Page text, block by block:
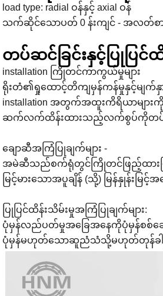
load type: radial ဝန်နှင့် axial ဝန်
သက်ဆိုင်သောပတ် 0 န်းကျင် - အလတ်စ
တပ်ဆင်ခြင်းနှင့်ပြုပြင်
installation ကြိုတင်ကာကွယ်မှုများ
ရိုးတံ၏ရှုထောင့်တိကျမှန်ကန်မှုနှင့်မျက်နှ
installation အတွက်အထူးကိရိယာများကို
ဆက်လက်ထိန်းထားသည့်လက်စွပ်ကိုတပ်ဆင်
ချောဆီအကြံပြုချက်များ -
အမဲဆီသည်စက်ရုံတွင်ကြိုတင်ဖြည့်ထား
မြင့်မားသောအပူချိန် (သို့) မြန်နှုန်း
ပြုပြင်ထိန်းသိမ်းမှုအကြံပြုချက်များ:
ပုံမှန်လည်ပတ်မှုအခြေအနေကိုပုံမှန်စစ်ဆေ
ပုံမှန်မဟုတ်သောဆူညံသံသို့မဟုတ်တုန်ခါမှု